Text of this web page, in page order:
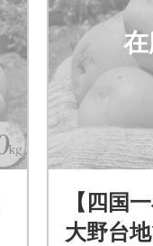
【四国
大野台